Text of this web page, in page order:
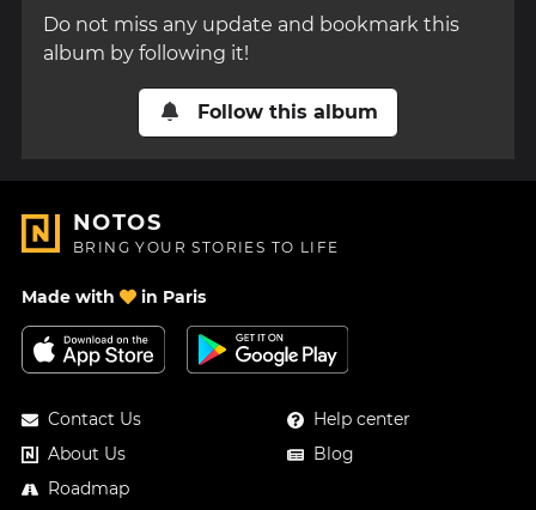
Do not miss any update and bookmark this
album by following it!
Follow this album
NOTOS
BRING YOUR STORIES TO LIFE
Made with in Paris
Contact Us
About Us
Roadmap
Help center
Blog